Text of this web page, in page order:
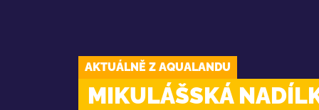
AKTUÁLNĚ Z AQUALANDU
MIKULÁŠSKÁ